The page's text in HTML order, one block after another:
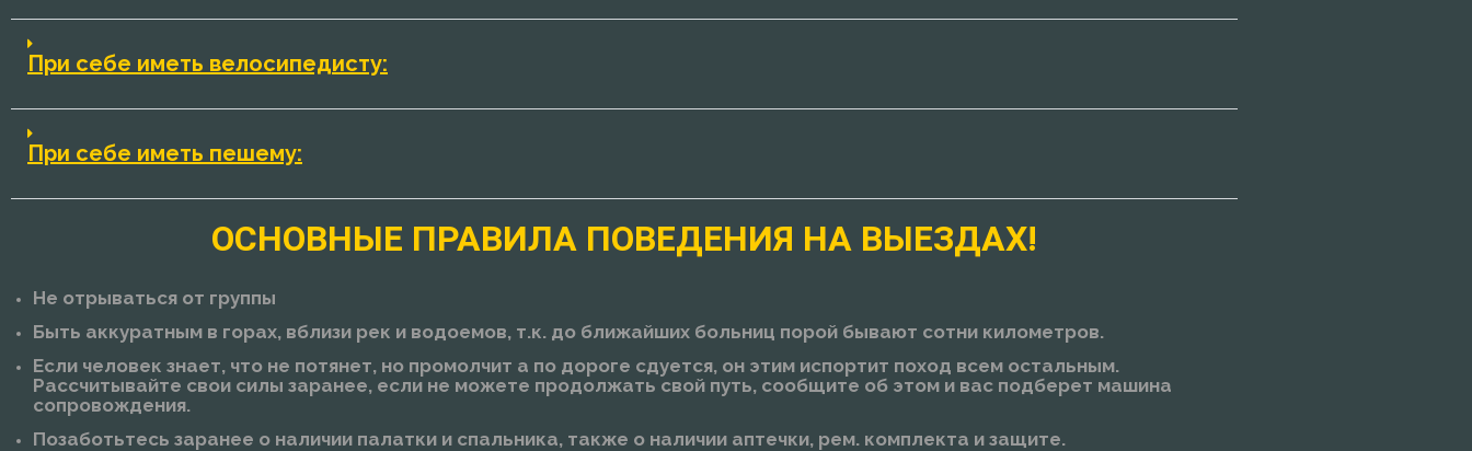
При себе иметь велосипедисту:
При себе иметь пешему:
ОСНОВНЫЕ ПРАВИЛА ПОВЕДЕНИЯ НА ВЫЕЗДАХ!
Не отрываться от группы
Быть аккуратным в горах, вблизи рек и водоемов, т.к. до ближайших больниц порой бывают сотни километров.
Если человек знает, что не потянет, но промолчит а по дороге сдуется, он этим испортит поход всем остальным.
Рассчитывайте свои силы заранее, если не можете продолжать свой путь, сообщите об этом и вас подберет машина
сопровождения.
Позаботьтесь заранее о наличии палатки и спальника, также о наличии аптечки, рем. комплекта и защите.